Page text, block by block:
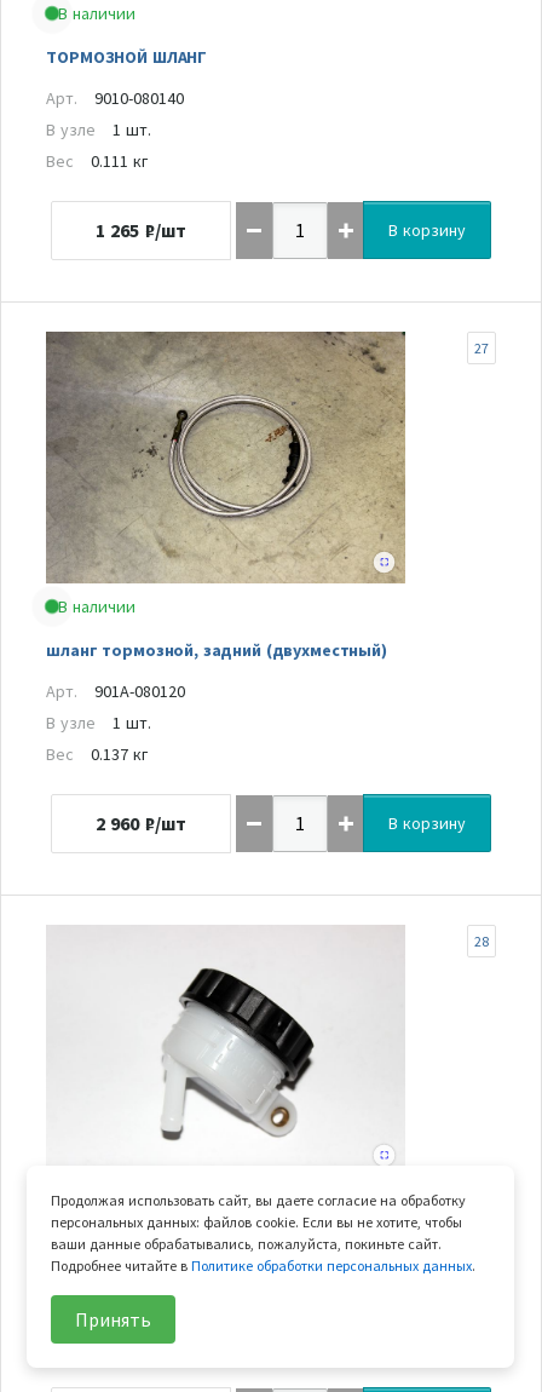
В наличии
ТОРМОЗНОЙ ШЛАНГ
Арт.
9010-080140
В узле
1 шт.
Вес
0.111 кг
1 265 ₽/шт В корзину
В наличии
шланг тормозной, задний (двухместный)
27
Арт.
901A-080120
В узле
1 шт.
Вес
0.137 кг
2 960 ₽/шт В корзину
В наличии
бачок для тормозной жидкости ножного тормоза
28
В узле
1 шт.
Вес
0.036 кг
Продолжая использовать сайт, вы даете согласие на обработку
персональных данных: файлов cookie. Если вы не хотите, чтобы
ваши данные обрабатывались, пожалуйста, покиньте сайт.
Подробнее читайте вПолитике обработки персональных данных.
Принять